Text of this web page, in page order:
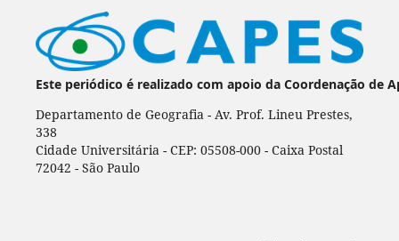
Este periódico é realizado com apoio da Coordenação de
Departamento de Geografia - Av. Prof. Lineu Prestes,
338
Cidade Universitária - CEP: 05508-000 - Caixa Postal
72042 - São Paulo